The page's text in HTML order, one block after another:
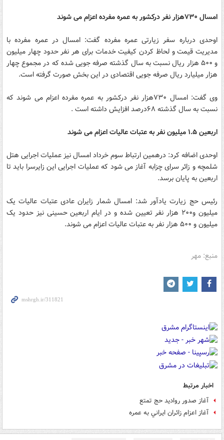
امسال ۷۳۰هزار نفر درکشور به عمره مفرده اعزام می شوند
اوحدی درباره سفر زیارتی عمره مفرده گفت: امسال در عمره مفرده با
مدیریت قیمت و لحاظ کردن کیفیت خدمات برای هر نفر حدود چهار میلیون
و ۵۰۰ هزار ریال نسبت به سال گذشته صرفه جویی شده که در مجموع چهار
هزار میلیارد ریال صرفه جویی اقتصادی در این بخش صورت گرفته است.
وی گفت: امسال ۷۳۰هزار نفر درکشور به عمره مفرده اعزام می شوند که
نسبت به سال گذشته ۶۸درصد افزایش داشته است .
اربعین ۱.۵ میلیون نفر به عتبات عالیات اعزام می شوند
اوحدی اضافه کرد: درهمین ارتباط سوم خرداد امسال نیز عملیات اجرایی هتل
شلمچه و زائر سرای چزابه آغاز می شود که عملیات اجرایی این زایرسرا باید تا
اربعین به پایان برسد.
رئیس حج زیارت یادآور شد: امسال شمار زایران عادی عتبات عالیات یک
میلیون و۲۰۰ هزار نفر تعیین شده و در ایام اربعین حسینی نیز حدود یک
میلیون و ۵۰۰ هزار نفر به عتبات عالیات اعزام می شوند.
منبع: مهر
اخبار مرتبط
آغاز صدور روادید حج تمتع
آغاز اعزام زائران ايراني به عمره